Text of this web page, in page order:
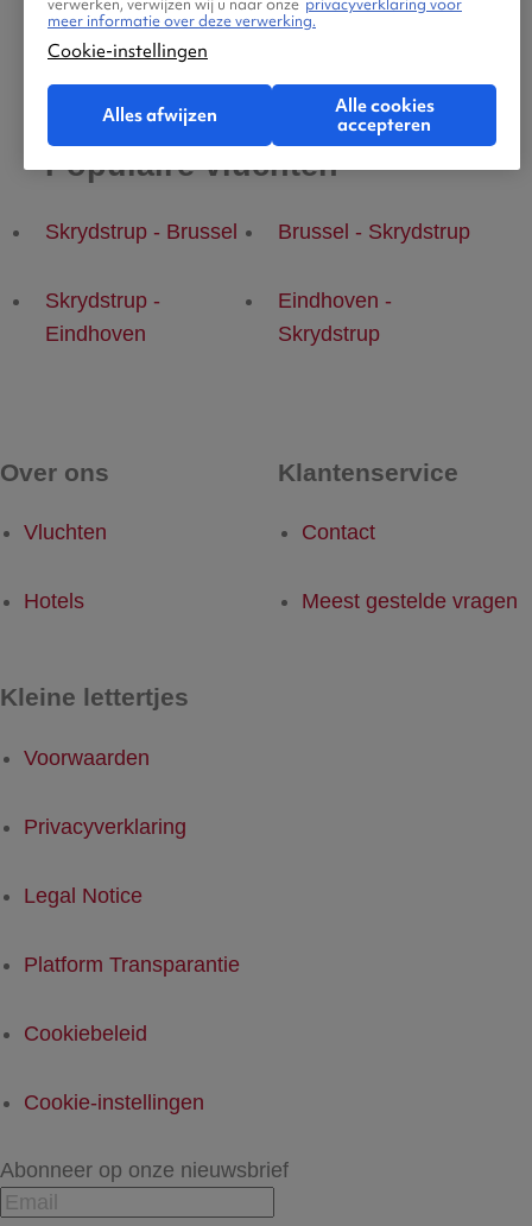
Populaire vluchten
Skrydstrup - Brussel Brussel - Skrydstrup
Skrydstrup -
Eindhoven
Eindhoven -
Skrydstrup
Over ons
Vluchten
Hotels
Klantenservice
Contact
Meest gestelde vragen
Kleine lettertjes
Voorwaarden
Privacyverklaring
Legal Notice
Platform Transparantie
Cookiebeleid
Cookie-instellingen
Abonneer op onze nieuwsbrief
verwerken, verwijzen wij u naar onze privacyverklaring voor
meer informatie over deze verwerking.
Cookie-instellingen
Alles afwijzen
Alle cookies
accepteren